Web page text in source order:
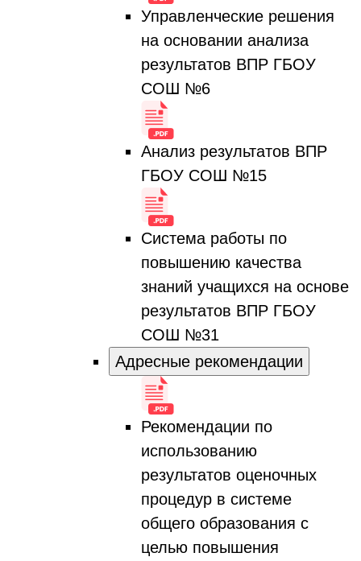
Управленческие решения
на основании анализа
результатов ВПР ГБОУ
СОШ №6
Анализ результатов ВПР
ГБОУ СОШ №15
Система работы по
повышению качества
знаний учащихся на основе
результатов ВПР ГБОУ
СОШ №31
Адресные рекомендации
Рекомендации по
использованию
результатов оценочных
процедур в системе
общего образования с
целью повышения